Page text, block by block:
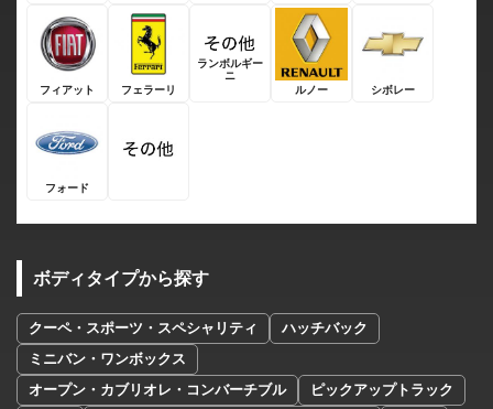
フィアット フェラーリ
ランボルギー
ニ
ルノー
シボレー
フォード
ボディタイプから探す
クーペ・スポーツ・スペシャリティ
ハッチバック
ミニバン・ワンボックス
オープン・カブリオレ・コンバーチブル
ピックアップトラック